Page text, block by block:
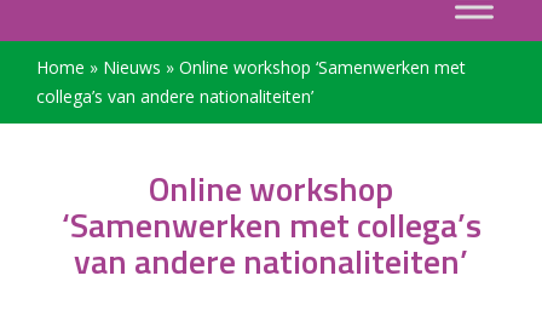
Home » Nieuws » Online workshop ‘Samenwerken met
collega’s van andere nationaliteiten’
Online workshop
‘Samenwerken met collega’s
van andere nationaliteiten’